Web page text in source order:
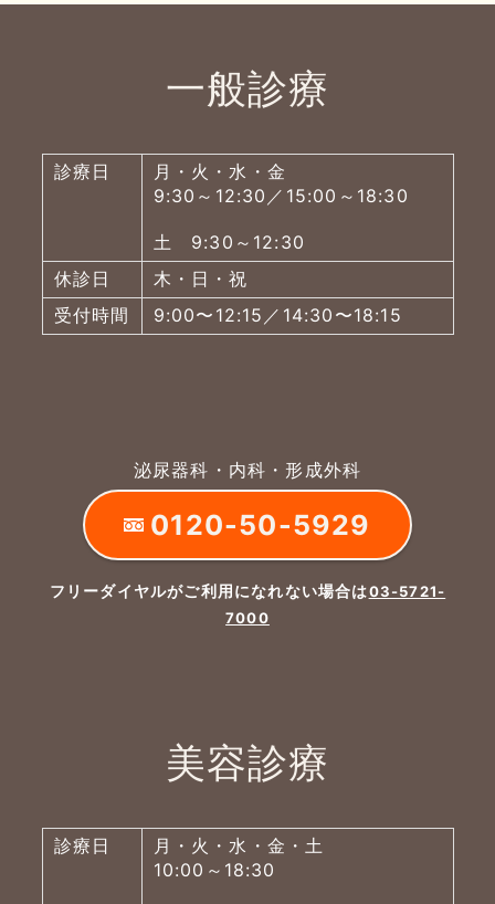
一般診療
診療日
月・火・水・金
9:30～12:30／15:00～18:30
土 9:30～12:30
休診日
木・日・祝
受付時間
9:00〜12:15／14:30〜18:15
泌尿器科・内科・形成外科
0120-50-5929
フリーダイヤルがご利用になれない場合は03-5721-
7000
美容診療
診療日
月・火・水・金・土
10:00～18:30